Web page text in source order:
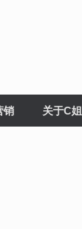
销 关于C姐